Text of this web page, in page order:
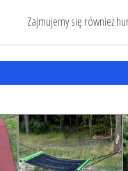
Zajmujemy się również